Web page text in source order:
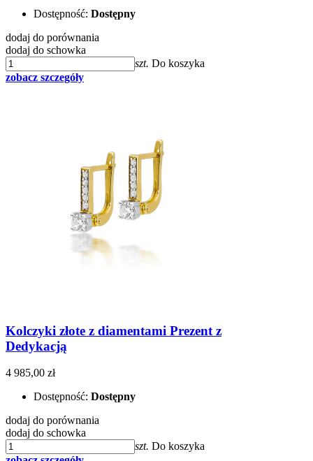
Dostępność: Dostępny
dodaj do porównania
dodaj do schowka
szt. Do koszyka
zobacz szczegóły
Kolczyki złote z diamentami Prezent z
Dedykacją
4 985,00 zł
Dostępność: Dostępny
dodaj do porównania
dodaj do schowka
szt. Do koszyka